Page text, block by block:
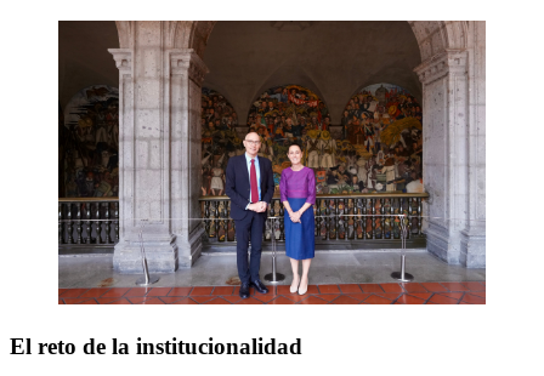
El reto de la institucionalidad